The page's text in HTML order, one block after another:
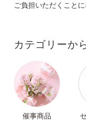
ご負担いただくこと
カテゴリーか
催事商品